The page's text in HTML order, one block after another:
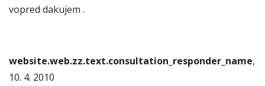
vopred dakujem .
website.web.zz.text.consultation_responder_name,
10. 4. 2010